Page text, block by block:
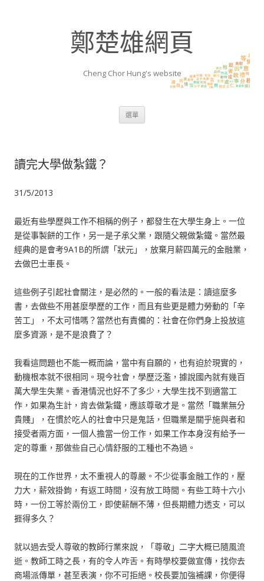
鄭楚雄網頁
Cheng Chor Hung's website
選單
讀完大學做紮鐵？
31/5/2013
最近有些學歷與工作不相稱的例子，都發生在大學生身上。一位
是從事製餅的工作，另一是子承父業，跟隨父親做紮鐵。當然最
經典的是會考9A1B的所謂「狀元」，放棄月薪四萬元的金融業，
去做巴士車長。
這些例子引起社會關注，是必然的。一般的看法是：讀這麼多
書，去做些不用甚麼學歷的工作，而且有些更是體力勞動的「辛
苦工」，不太可惜嗎？當然也有責備的：社會在你們身上投放這
麼多資源，是不是浪費了？
我看這問題也不能一概而論，當中有自願的，也有迫於現實的，
動機根本就不很相同。現今社會，學歷泛濫，據說國內就有幾百
萬大學生失業。香港情況也好不了多少，大學生找不到適當工
作，如果為生計，肯去做紮鐵，應該尊敬才是。當然「職業無分
貴賤」，在慣於吃人的社會中只是鬼話，但職業是關乎施與者和
接受者兩方面，一個人擔當一份工作，如果工作本身沒有給予一
定的尊重，那做些自己心情舒服的工種也不為過。
現在的工作世界，太不重視人的尊嚴。不少從事金融工作的，壓
力大，薪效掛鉤，有返工時間，沒有放工時間。有些工時十六小
時，一份工等於兩份工，即使薪酬不薄，但長期體力透支，可以
捱得多久？
就以過去受人尊敬的教師行業來說，「尊敬」二字大概已隨風流
逝。教師工時之長，有的令人咋舌。有時學校要做宣傳，找你去
商場派傳單，甚至表演，你不可拒絕。校長要加強補課，你便得